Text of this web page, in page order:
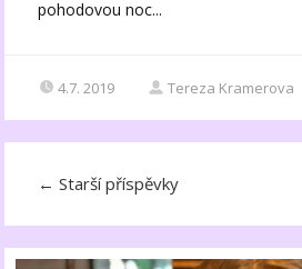
pohodovou noc...
4.7. 2019 Tereza Kramerova
← Starší příspěvky